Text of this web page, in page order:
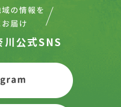
川公式SNS